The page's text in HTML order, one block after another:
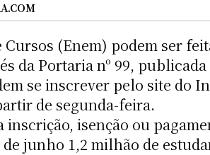
(Enem) podem ser
da Portaria nº 99,
se inscrever pelo site do
de segunda-feira.
isenção ou
junho 1,2 milhão de